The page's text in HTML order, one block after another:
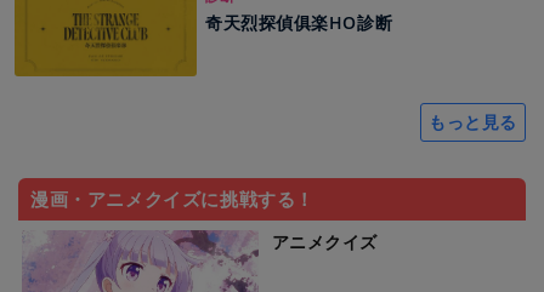
奇天烈探偵俱楽HO診断
もっと見る
漫画・アニメクイズに挑戦する！
アニメクイズ